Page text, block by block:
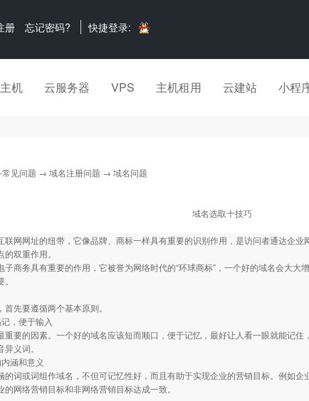
册 忘记密码? 快捷登录:
机 云服务器 VPS 主机租用 云建站 小程
见问题 → 域名注册问题 → 域名问题
域名选取十技巧
联网网址的纽带，它像品牌、商标一样具有重要的识别作用，是访问者通达企业
双重作用。
子商务具有重要的作用，它被誉为网络时代的“环球商标”，一个好的域名会大
先要遵循两个基本原则。
，便于输入
重要的因素。一个好的域名应该短而顺口，便于记忆，最好让人看一眼就能记
义词。
涵和意义
的词或词组作域名，不但可记忆性好，而且有助于实现企业的营销目标。例如
网络营销目标和非网络营销目标达成一致。